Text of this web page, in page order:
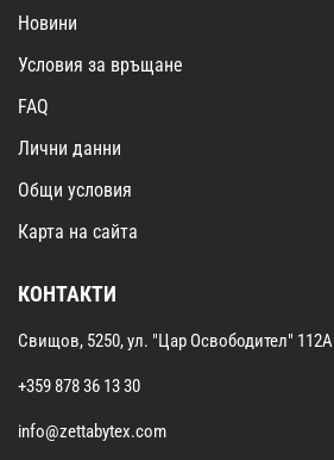
Новини
Условия за връщане
FAQ
Лични данни
Общи условия
Карта на сайта
КОНТАКТИ
Свищов, 5250, ул. "Цар Освободител" 112А
+359 878 36 13 30
info@zettabytex.com